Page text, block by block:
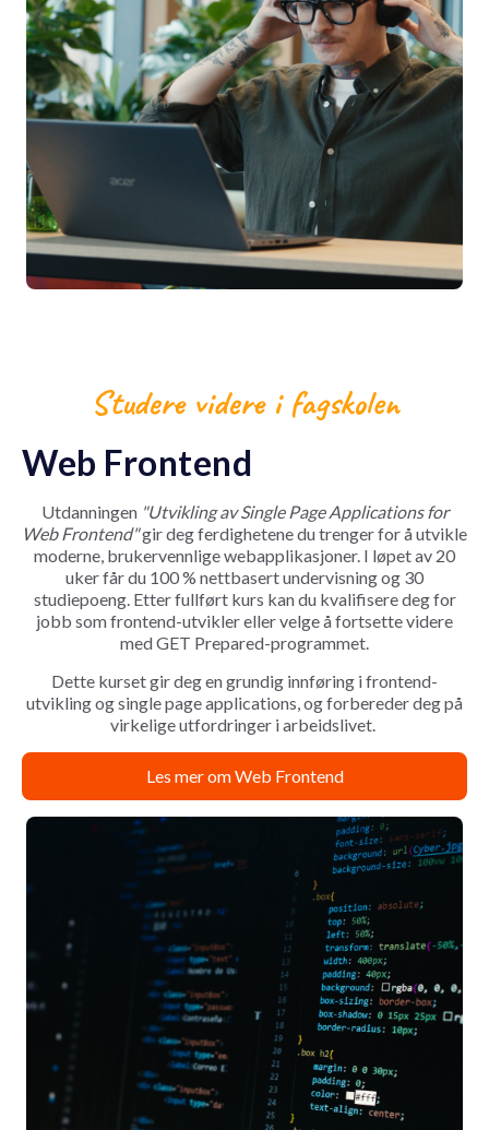
Studere videre i fagskolen
Web Frontend
Utdanningen "Utvikling av Single Page Applications for
Web Frontend"gir deg ferdighetene du trenger for å utvikle
moderne, brukervennlige webapplikasjoner. I løpet av 20
uker får du 100 % nettbasert undervisning og 30
studiepoeng. Etter fullført kurs kan du kvalifisere deg for
jobb som frontend-utvikler eller velge å fortsette videre
med GET Prepared-programmet.
Dette kurset gir deg en grundig innføring i frontend-
utvikling og single page applications, og forbereder deg på
virkelige utfordringer i arbeidslivet.
Les mer om Web Frontend